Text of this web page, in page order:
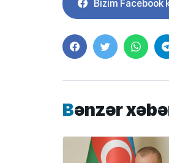
Bizim Facebook
Bənzər